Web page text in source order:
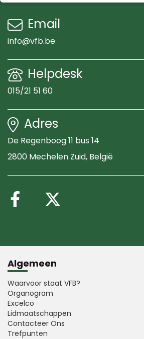
Email
info@vfb.be
Helpdesk
015/21 51 60
Adres
De Regenboog 11 bus 14
2800 Mechelen Zuid, België
Volg ons op
Algemeen
Waarvoor staat VFB?
Organogram
Excelco
Lidmaatschappen
Contacteer Ons
Trefpunten